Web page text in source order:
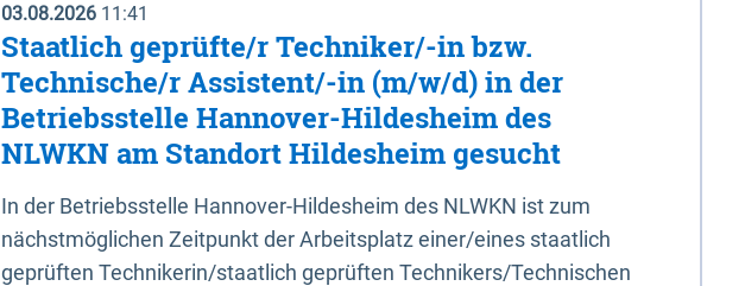
03.08.2026 11:41
Staatlich geprüfte/r Techniker/-in bzw.
Technische/r Assistent/-in (m/w/d) in der
Betriebsstelle Hannover-Hildesheim des
NLWKN am Standort Hildesheim gesucht
In der Betriebsstelle Hannover-Hildesheim des NLWKN ist zum
nächstmöglichen Zeitpunkt der Arbeitsplatz einer/eines staatlich
geprüften Technikerin/staatlich geprüften Technikers/Technischen